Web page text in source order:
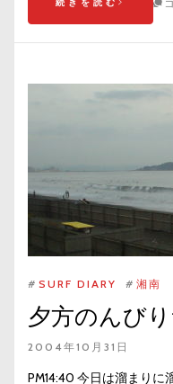
# SURF DIARY # 湘南
夕方のんび
2004年10月31日
PM14:40 今日は溜まり